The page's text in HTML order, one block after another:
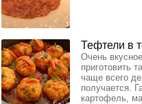
Тефтели в
Очень
приготовить
чаще всего
получается.
картофель,